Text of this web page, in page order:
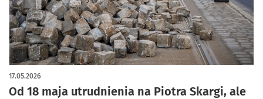
Od 18 maja utrudnienia na Piotra Skargi, ale
17.05.2026